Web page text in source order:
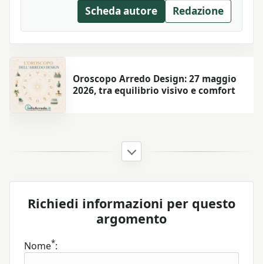
Scheda autore Redazione
Oroscopo Arredo Design: 27 maggio
2026, tra equilibrio visivo e comfort
Richiedi informazioni per questo
argomento
Nome*: